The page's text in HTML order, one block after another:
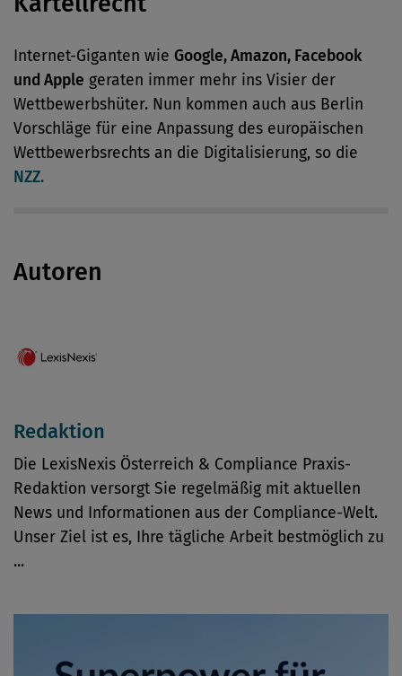
Internet-Giganten wie Google, Amazon, Facebook
und Apple geraten immer mehr ins Visier der
Wettbewerbshüter. Nun kommen auch aus Berlin
Vorschläge für eine Anpassung des europäischen
Wettbewerbsrechts an die Digitalisierung, so die
NZZ.
Autoren
Redaktion
Die LexisNexis Österreich & Compliance Praxis-
Redaktion versorgt Sie regelmäßig mit aktuellen
News und Informationen aus der Compliance-Welt.
Unser Ziel ist es, Ihre tägliche Arbeit bestmöglich zu
...